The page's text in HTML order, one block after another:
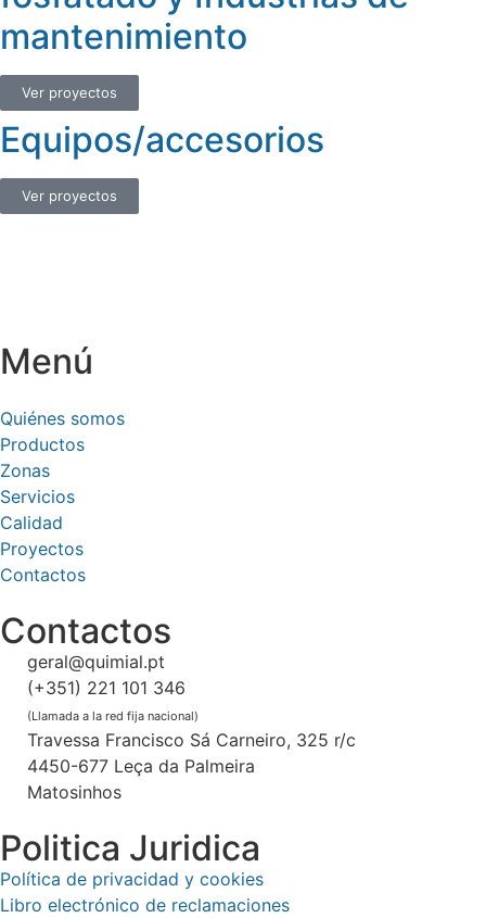
mantenimiento
Ver proyectos
Equipos/accesorios
Ver proyectos
Menú
Quiénes somos
Productos
Zonas
Servicios
Calidad
Proyectos
Contactos
Contactos
geral@quimial.pt
(+351) 221 101 346
(Llamada a la red fija nacional)
Travessa Francisco Sá Carneiro, 325 r/c
4450-677 Leça da Palmeira
Matosinhos
Politica Juridica
Política de privacidad y cookies
Libro electrónico de reclamaciones